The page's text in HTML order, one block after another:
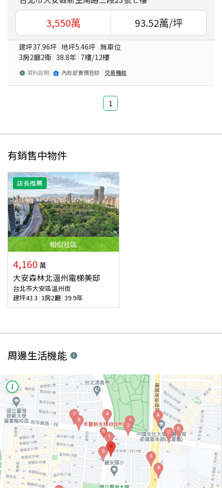
3,550萬 93.52萬/坪
建坪37.96坪 地坪5.46坪 無車位
3房2廳2衛 38.8年 7樓/12樓
資料說明 內政部實價登錄 交易備註
1
有銷售中物件
店長推薦
相似社區
4,160 萬
大安森林北溫州電梯美邸
台北市大安區溫州街
建坪43.3 3房2廳 39.9年
周邊生活機能